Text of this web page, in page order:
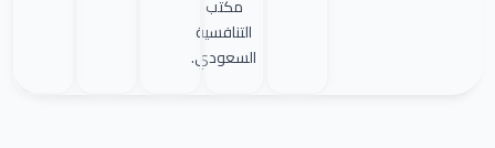
مكتب
التنافسية
السعودي.